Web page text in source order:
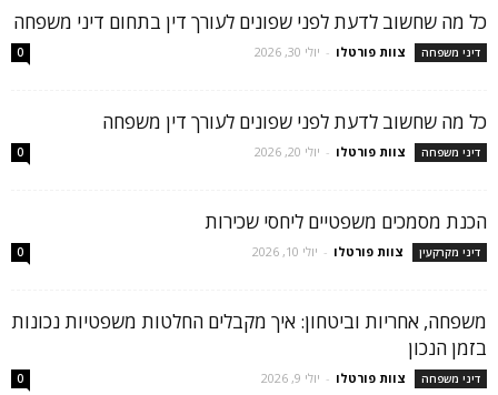
כל מה שחשוב לדעת לפני שפונים לעורך דין בתחום דיני משפחה
דיני משפחה צוות פורטלו - יולי 30, 2026 0
כל מה שחשוב לדעת לפני שפונים לעורך דין משפחה
דיני משפחה צוות פורטלו - יולי 20, 2026 0
הכנת מסמכים משפטיים ליחסי שכירות
דיני מקרקעין צוות פורטלו - יולי 10, 2026 0
משפחה, אחריות וביטחון: איך מקבלים החלטות משפטיות נכונות
בזמן הנכון
דיני משפחה צוות פורטלו - יולי 9, 2026 0